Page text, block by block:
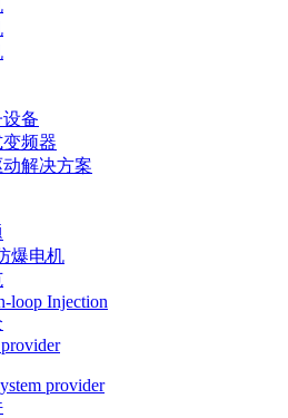
备
频器
解决方案
爆电机
loop Injection
provider